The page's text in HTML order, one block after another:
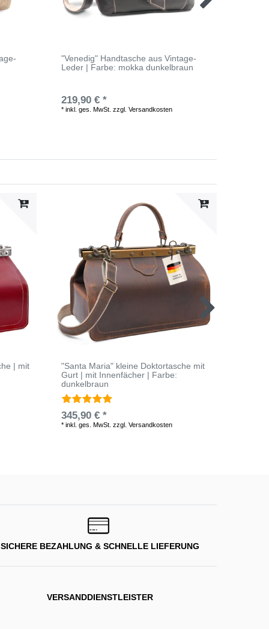
"Venedig" Handtasche aus Vintage-
Leder | Farbe: mokka dunkelbraun
219,90 € *
*inkl. ges. MwSt. zzgl.Versandkosten
| mit
"Santa Maria" kleine Doktortasche mit
Gurt | mit Innenfächer | Farbe:
dunkelbraun
345,90 € *
*inkl. ges. MwSt. zzgl.Versandkosten
SICHERE BEZAHLUNG & SCHNELLE LIEFERUNG
VERSANDDIENSTLEISTER